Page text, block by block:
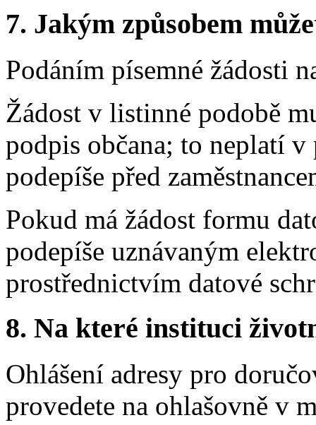
7. Jakým způsobem
Podáním písemné žádosti
Žádost v listinné podobě
podpis občana; to neplatí
podepíše před
Pokud má žádost formu
podepíše uznávaným
prostřednictvím datové
8. Na které instituci
Ohlášení adresy pro
provedete na ohlašovně v